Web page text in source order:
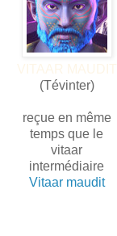
VITAAR MAUDIT
(Tévinter)
reçue en même
temps que le
vitaar
intermédiaire
Vitaar maudit